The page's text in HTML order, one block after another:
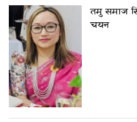
तमु समाज
चयन